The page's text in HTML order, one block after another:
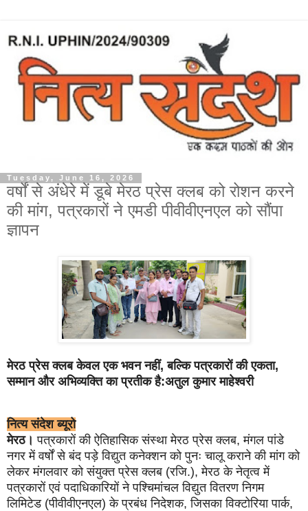
Tuesday, June 16, 2026
वर्षों से अंधेरे में डूबे मेरठ प्रेस क्लब को रोशन करने
की मांग, पत्रकारों ने एमडी पीवीवीएनएल को सौंपा
ज्ञापन
मेरठ प्रेस क्लब केवल एक भवन नहीं, बल्कि पत्रकारों की एकता,
सम्मान और अभिव्यक्ति का प्रतीक है:अतुल कुमार माहेश्वरी
नित्य संदेश ब्यूरो
मेरठ।पत्रकारों की ऐतिहासिक संस्था मेरठ प्रेस क्लब, मंगल पांडे
नगर में वर्षों से बंद पड़े विद्युत कनेक्शन को पुनः चालू कराने की मांग को
लेकर मंगलवार को संयुक्त प्रेस क्लब (रजि.), मेरठ के नेतृत्व में
पत्रकारों एवं पदाधिकारियों ने पश्चिमांचल विद्युत वितरण निगम
लिमिटेड (पीवीवीएनएल) के प्रबंध निदेशक, जिसका विक्टोरिया पार्क,